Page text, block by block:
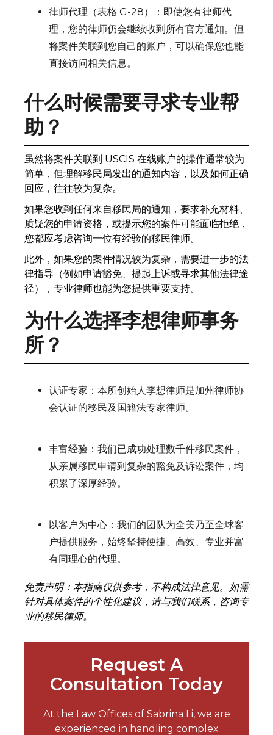
律师代理（表格 G-28）：即使您有律师代
理，您的律师仍会继续收到所有官方通知。但
将案件关联到您自己的账户，可以确保您也能
直接访问相关信息。
什么时候需要寻求专业帮
助？
虽然将案件关联到 USCIS 在线账户的操作通常较为
简单，但理解移民局发出的通知内容，以及如何正确
回应，往往较为复杂。
如果您收到任何来自移民局的通知，要求补充材料、
质疑您的申请资格，或提示您的案件可能面临拒绝，
您都应考虑咨询一位有经验的移民律师。
此外，如果您的案件情况较为复杂，需要进一步的法
律指导（例如申请豁免、提起上诉或寻求其他法律途
径），专业律师也能为您提供重要支持。
为什么选择李想律师事务
所？
认证专家：本所创始人李想律师是加州律师协
会认证的移民及国籍法专家律师。
丰富经验：我们已成功处理数千件移民案件，
从亲属移民申请到复杂的豁免及诉讼案件，均
积累了深厚经验。
以客户为中心：我们的团队为全美乃至全球客
户提供服务，始终坚持便捷、高效、专业并富
有同理心的代理。
免责声明：本指南仅供参考，不构成法律意见。如需
针对具体案件的个性化建议，请与我们联系，咨询专
业的移民律师。
Request A
Consultation Today
At the Law Offices of Sabrina Li, we are
experienced in handling complex